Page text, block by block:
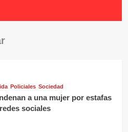
Policiales Sociedad
a una mujer por estafas
sociales